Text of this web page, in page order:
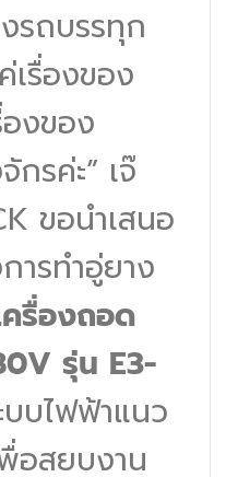
รถบรรทุก
เรื่องของ
งของ
กรค่ะ” เจ๊
ขอนำเสนอ
ารทำอู่ยาง
ครื่องถอด
รุ่น E3-
บไฟฟ้าแนว
อสยบงาน